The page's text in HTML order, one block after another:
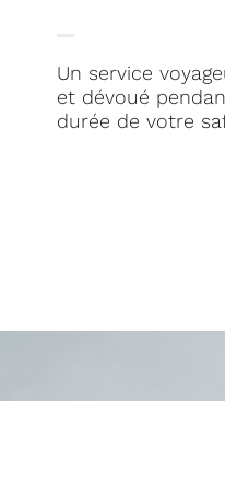
Un service
et dévoué
durée de votre